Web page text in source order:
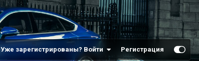
Уже зарегистрированы? Войти Регистрация